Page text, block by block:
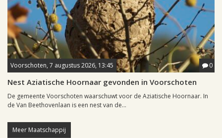
Voorschoten, 7 augustus 2026, 13:45 0
Nest Aziatische Hoornaar gevonden in Voorschoten
De gemeente Voorschoten waarschuwt voor de Aziatische Hoornaar. In
de Van Beethovenlaan is een nest van de...
Meer Maatschappij